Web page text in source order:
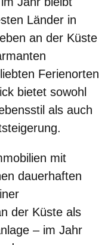
Länder in
an der Küste
Ferienorten
bietet sowohl
als auch
mit
dauerhaften
der Küste als
– im Jahr